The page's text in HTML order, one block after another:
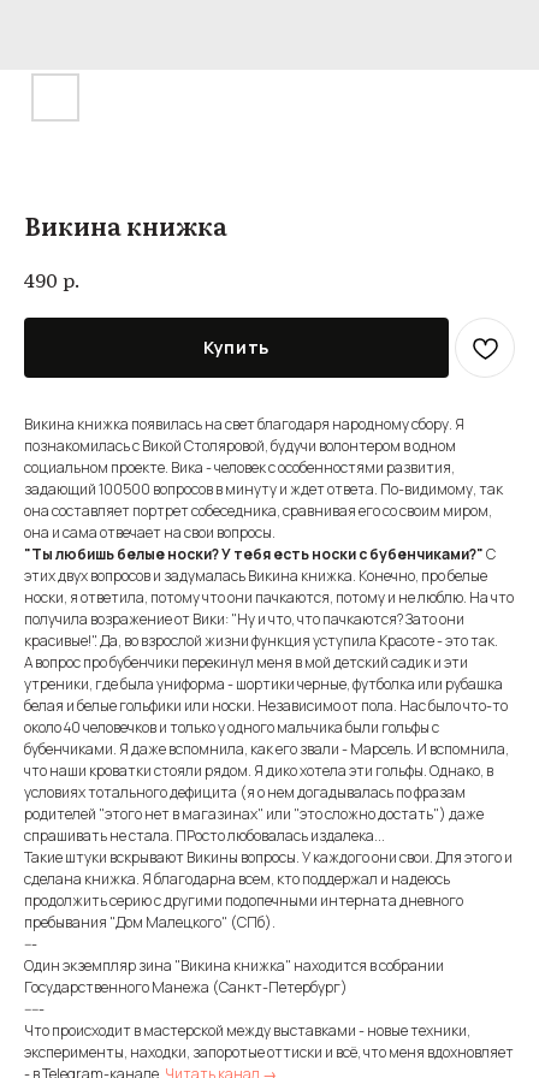
Викина книжка
490 р.
Купить
Викина книжка появилась на свет благодаря народному сбору. Я
познакомилась с Викой Столяровой, будучи волонтером в одном
социальном проекте. Вика - человек с особенностями развития,
задающий 100500 вопросов в минуту и ждет ответа. По-видимому, так
она составляет портрет собеседника, сравнивая его со своим миром,
она и сама отвечает на свои вопросы.
"Ты любишь белые носки? У тебя есть носки с бубенчиками?"С
этих двух вопросов и задумалась Викина книжка. Конечно, про белые
носки, я ответила, потому что они пачкаются, потому и не люблю. На что
получила возражение от Вики: "Ну и что, что пачкаются? Зато они
красивые!". Да, во взрослой жизни функция уступила Красоте - это так.
А вопрос про бубенчики перекинул меня в мой детский садик и эти
утреники, где была униформа - шортики черные, футболка или рубашка
белая и белые гольфики или носки. Независимо от пола. Нас было что-то
около 40 человечков и только у одного мальчика были гольфы с
бубенчиками. Я даже вспомнила, как его звали - Марсель. И вспомнила,
что наши кроватки стояли рядом. Я дико хотела эти гольфы. Однако, в
условиях тотального дефицита (я о нем догадывалась по фразам
родителей "этого нет в магазинах" или "это сложно достать") даже
спрашивать не стала. ПРосто любовалась издалека...
Такие штуки вскрывают Викины вопросы. У каждого они свои. Для этого и
сделана книжка. Я благодарна всем, кто поддержал и надеюсь
продолжить серию с другими подопечными интерната дневного
пребывания "Дом Малецкого" (СПб).
---
Один экземпляр зина "Викина книжка" находится в собрании
Государственного Манежа (Санкт-Петербург)
-----
Что происходит в мастерской между выставками - новые техники,
эксперименты, находки, запоротые оттиски и всё, что меня вдохновляет
- в Telegram-канале. Читать канал →